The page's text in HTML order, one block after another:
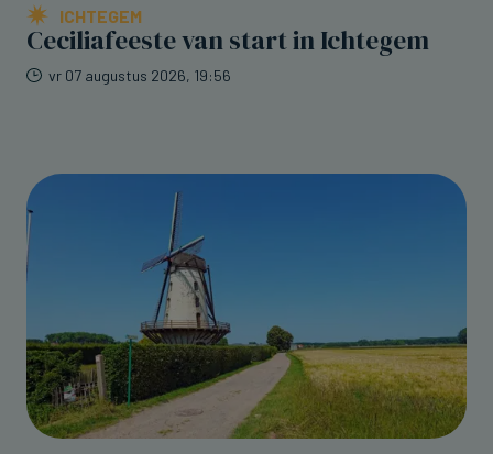
ICHTEGEM
Ceciliafeeste van start in Ichtegem
vr 07 augustus 2026, 19:56